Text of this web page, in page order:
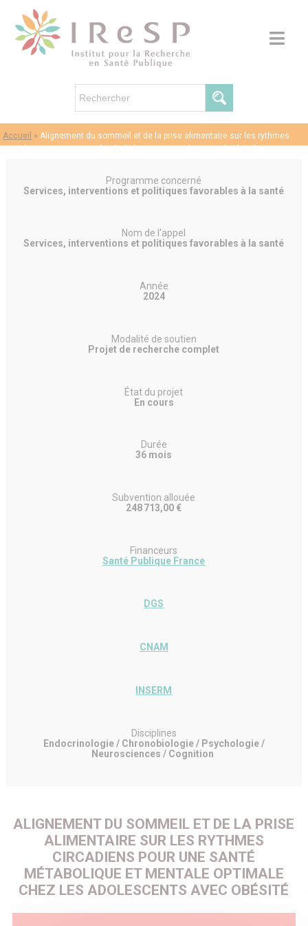
Accueil »Alignement du sommeil et de la prise alimentaire sur les rythmes
circadiens pour une santé métabolique et mentale optimale chez les
Programme concerné
Services, interventions et politiques favorables à la santé
Nom de l'appel
Services, interventions et politiques favorables à la santé
Année
2024
Modalité de soutien
Projet de recherche complet
État du projet
En cours
Durée
36 mois
Subvention allouée
248 713,00 €
Financeurs
Santé Publique France
DGS
CNAM
INSERM
Disciplines
Endocrinologie / Chronobiologie / Psychologie /
Neurosciences / Cognition
ALIGNEMENT DU SOMMEIL ET DE LA PRISE
ALIMENTAIRE SUR LES RYTHMES
CIRCADIENS POUR UNE SANTÉ
MÉTABOLIQUE ET MENTALE OPTIMALE
CHEZ LES ADOLESCENTS AVEC OBÉSITÉ